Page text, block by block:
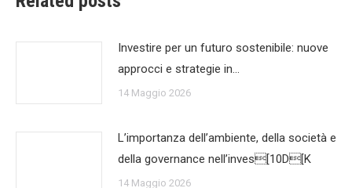
Investire per un futuro sostenibile: nuove
approcci e strategie in…
14 Maggio 2026
L’importanza dell’ambiente, della società e
della governance nell’inves[10D[K
14 Maggio 2026